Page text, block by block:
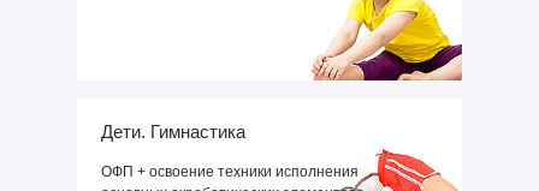
Дети. Гимнастика
ОФП + освоение техники исполнения